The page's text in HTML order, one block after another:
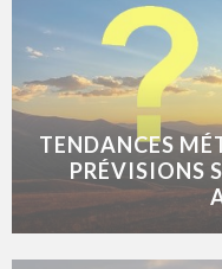
TENDANCES
PRÉVISIONS